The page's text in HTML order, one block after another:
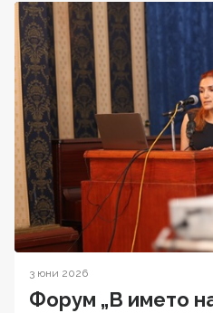
3 юни 2026
Форум „В името